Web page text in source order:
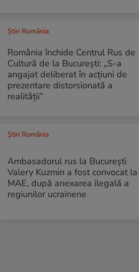
Știri România
România închide Centrul Rus de
Cultură de la București: „S-a
angajat deliberat în acțiuni de
prezentare distorsionată a
realității”
Știri România
Ambasadorul rus la București
Valery Kuzmin a fost convocat la
MAE, după anexarea ilegală a
regiunilor ucrainene